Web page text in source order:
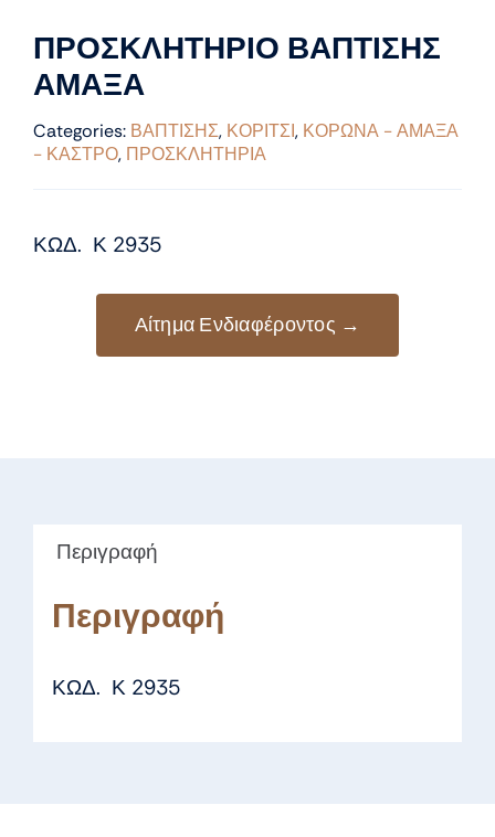
ΠΡΟΣΚΛΗΤΗΡΙΟ ΒΑΠΤΙΣΗΣ
ΑΜΑΞΑ
Categories: ΒΑΠΤΙΣΗΣ, ΚΟΡΙΤΣΙ, ΚΟΡΩΝΑ - ΑΜΑΞΑ
- ΚΑΣΤΡΟ, ΠΡΟΣΚΛΗΤΗΡΙΑ
ΚΩΔ. Κ 2935
Αίτημα Ενδιαφέροντος →
Περιγραφή
Περιγραφή
ΚΩΔ. Κ 2935